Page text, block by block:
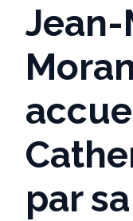
Jean-
par